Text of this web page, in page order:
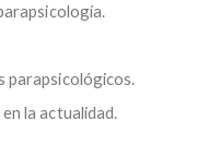
parapsicológicos.
la actualidad.